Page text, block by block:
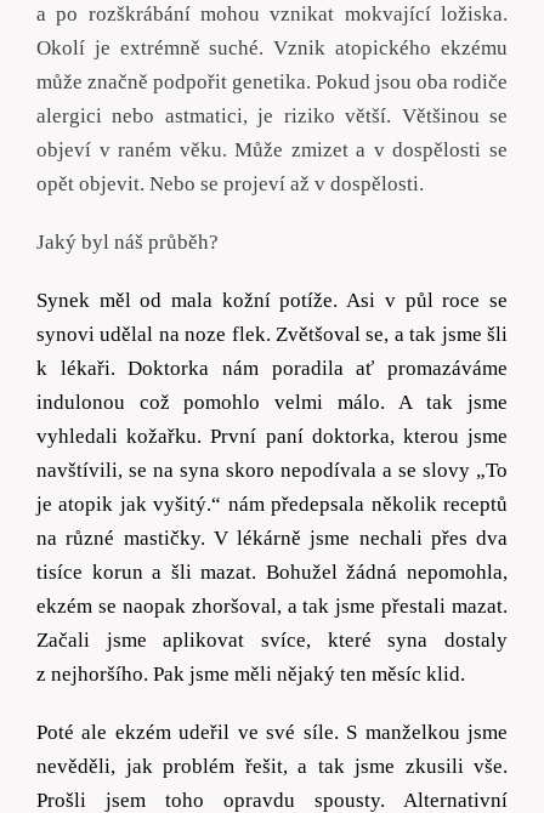
a po rozškrábání mohou vznikat mokvající ložiska.
Okolí je extrémně suché. Vznik atopického ekzému
může značně podpořit genetika. Pokud jsou oba rodiče
alergici nebo astmatici, je riziko větší. Většinou se
objeví v raném věku. Může zmizet a v dospělosti se
opět objevit. Nebo se projeví až v dospělosti.
Jaký byl náš průběh?
Synek měl od mala kožní potíže. Asi v půl roce se
synovi udělal na noze flek. Zvětšoval se, a tak jsme šli
k lékaři. Doktorka nám poradila ať promazáváme
indulonou což pomohlo velmi málo. A tak jsme
vyhledali kožařku. První paní doktorka, kterou jsme
navštívili, se na syna skoro nepodívala a se slovy „To
je atopik jak vyšitý.“ nám předepsala několik receptů
na různé mastičky. V lékárně jsme nechali přes dva
tisíce korun a šli mazat. Bohužel žádná nepomohla,
ekzém se naopak zhoršoval, a tak jsme přestali mazat.
Začali jsme aplikovat svíce, které syna dostaly
z nejhoršího. Pak jsme měli nějaký ten měsíc klid.
Poté ale ekzém udeřil ve své síle. S manželkou jsme
nevěděli, jak problém řešit, a tak jsme zkusili vše.
Prošli jsem toho opravdu spousty. Alternativní